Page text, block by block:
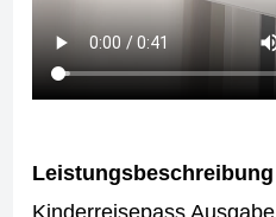
Leistungsbeschreibung
Kinderreisepass Ausgabe